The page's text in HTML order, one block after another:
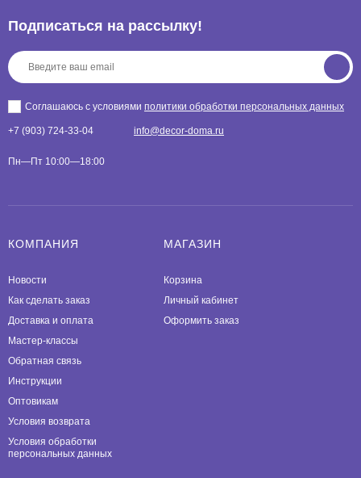
Подписаться на рассылкy!
Соглашаюсь с условиями политики обработки персональных данных
+7 (903) 724-33-04 info@decor-doma.ru
Пн—Пт 10:00—18:00
КОМПАНИЯ
Новости
Как сделать заказ
Доставка и оплата
Мастер-классы
Обратная связь
Инструкции
Оптовикам
Условия возврата
Условия обработки
персональных данных
МАГАЗИН
Корзина
Личный кабинет
Оформить заказ